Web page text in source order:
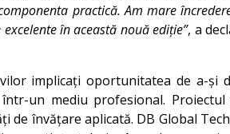
practică. Am mare
în această nouă ediție”, a
implicați oportunitatea de a-și
un mediu profesional.
învățare aplicată. DB Global